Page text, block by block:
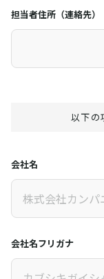
担当者住所（連絡先）
以下の
会社名
会社名フリガナ